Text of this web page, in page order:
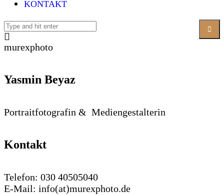
KONTAKT
murexphoto
Yasmin Beyaz
Portraitfotografin & Mediengestalterin
Kontakt
Telefon: 030 40505040
E-Mail: info(at)murexphoto.de